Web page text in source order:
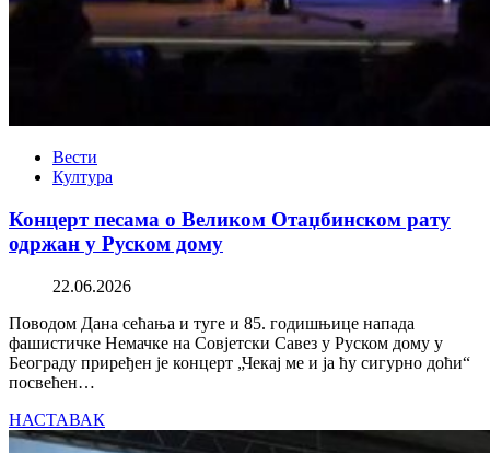
Вести
Култура
Концерт песама о Великом Отаџбинском рату
одржан у Руском дому
22.06.2026
Поводом Дана сећања и туге и 85. годишњице напада
фашистичке Немачке на Совјетски Савез у Руском дому у
Београду приређен је концерт „Чекај ме и ја ћу сигурно доћи“
посвећен…
НАСТАВАК